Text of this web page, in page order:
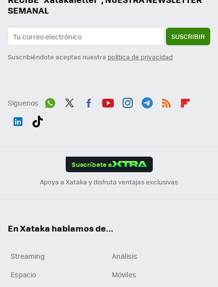
SEMANAL
SUSCRIBIR
Suscribiéndote aceptas nuestra política de privacidad
Síguenos
Suscríbete a
Apoya a Xataka y disfruta ventajas exclusivas
En Xataka hablamos de...
Streaming
Análisis
Espacio
Móviles